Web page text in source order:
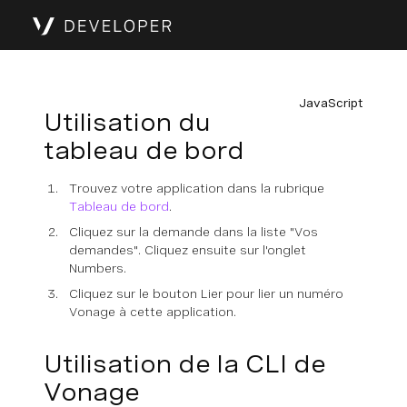
JavaScript
Utilisation du
tableau de bord
Trouvez votre application dans la rubrique
Tableau de bord.
Cliquez sur la demande dans la liste "Vos
demandes". Cliquez ensuite sur l'onglet
Numbers.
Cliquez sur le bouton Lier pour lier un numéro
Vonage à cette application.
Utilisation de la CLI de
Vonage